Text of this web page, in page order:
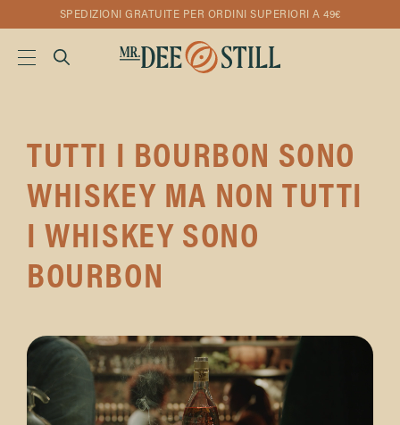
SPEDIZIONI GRATUITE PER ORDINI SUPERIORI A 49€
TUTTI I BOURBON SONO
WHISKEY MA NON TUTTI
I WHISKEY SONO
BOURBON